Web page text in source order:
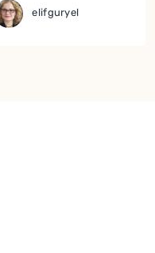
elifguryel